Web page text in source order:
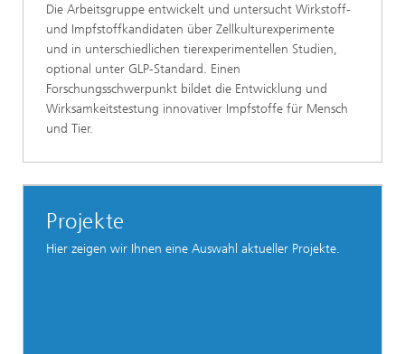
Die Arbeitsgruppe entwickelt und untersucht Wirkstoff-
und Impfstoffkandidaten über Zellkulturexperimente
und in unterschiedlichen tierexperimentellen Studien,
optional unter GLP-Standard. Einen
Forschungsschwerpunkt bildet die Entwicklung und
Wirksamkeitstestung innovativer Impfstoffe für Mensch
und Tier.
Projekte
Hier zeigen wir Ihnen eine Auswahl aktueller Projekte.